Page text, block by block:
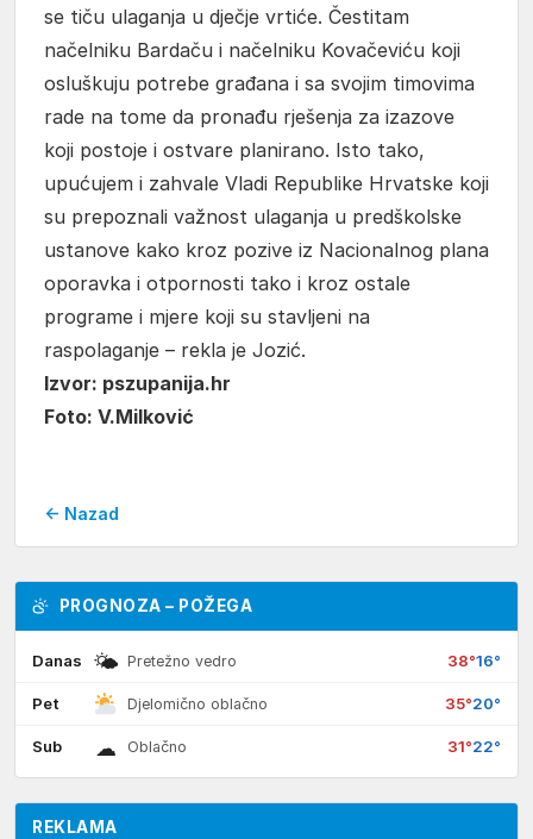
se tiču ulaganja u dječje vrtiće. Čestitam
načelniku Bardaču i načelniku Kovačeviću koji
osluškuju potrebe građana i sa svojim timovima
rade na tome da pronađu rješenja za izazove
koji postoje i ostvare planirano. Isto tako,
upućujem i zahvale Vladi Republike Hrvatske koji
su prepoznali važnost ulaganja u predškolske
ustanove kako kroz pozive iz Nacionalnog plana
oporavka i otpornosti tako i kroz ostale
programe i mjere koji su stavljeni na
raspolaganje – rekla je Jozić.
Izvor: pszupanija.hr
Foto: V.Milković
← Nazad
PROGNOZA – POŽEGA
Danas 🌤 Pretežno vedro 38°16°
Pet Djelomično oblačno 35°20°
Sub ☁ Oblačno 31°22°
REKLAMA